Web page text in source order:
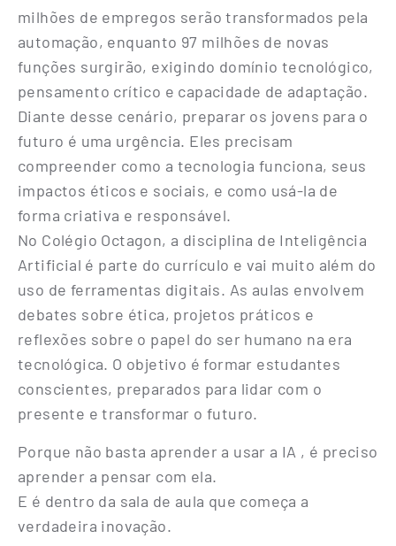
milhões de empregos serão transformados pela
automação, enquanto 97 milhões de novas
funções surgirão, exigindo domínio tecnológico,
pensamento crítico e capacidade de adaptação.
Diante desse cenário, preparar os jovens para o
futuro é uma urgência. Eles precisam
compreender como a tecnologia funciona, seus
impactos éticos e sociais, e como usá-la de
forma criativa e responsável.
No Colégio Octagon, a disciplina de Inteligência
Artificial é parte do currículo e vai muito além do
uso de ferramentas digitais. As aulas envolvem
debates sobre ética, projetos práticos e
reflexões sobre o papel do ser humano na era
tecnológica. O objetivo é formar estudantes
conscientes, preparados para lidar com o
presente e transformar o futuro.
Porque não basta aprender a usar a IA , é preciso
aprender a pensar com ela.
E é dentro da sala de aula que começa a
verdadeira inovação.